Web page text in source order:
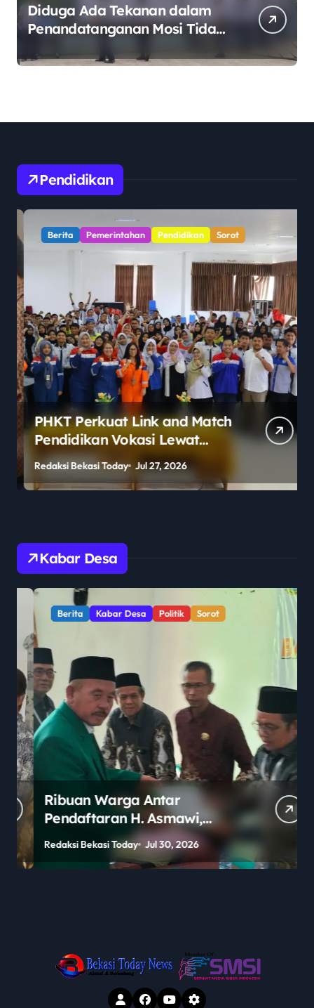
Diduga Ada Tekanan dalam
Penandatanganan Mosi Tidak
Polemik Perumda Tirta
Pendidikan
Berita Pemerintahan Pendidikan Sorot
PHKT Perkuat Link and Match
Pendidikan Vokasi Lewat
Program Guru Tamu di SMKN
2 Penajam Paser Utara
Redaksi Bekasi Today Jul 27, 2026
Kabar Desa
Berita Kabar Desa Politik Sorot
Ribuan Warga Antar
Pendaftaran H. Asmawi,
Dukungan Menggema:
“Lanjutkan!”
Redaksi Bekasi Today Jul 30, 2026